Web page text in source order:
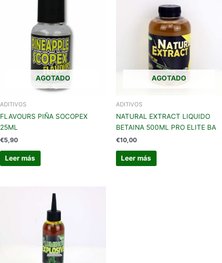
AGOTADO
ADITIVOS
FLAVOURS PIÑA SOCOPEX
25ML
€5,90
Leer más
AGOTADO
ADITIVOS
NATURAL EXTRACT LIQUIDO
BETAINA 500ML PRO ELITE BA
€10,00
Leer más